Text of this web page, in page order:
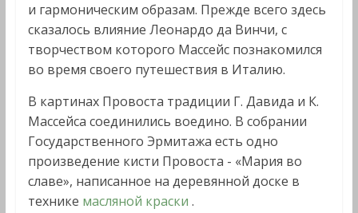
и гармоническим образам. Прежде всего здесь
сказалось влияние Леонардо да Винчи, с
творчеством которого Массейс познакомился
во время своего путешествия в Италию.
В картинах Провоста традиции Г. Давида и К.
Массейса соединились воедино. В собрании
Государственного Эрмитажа есть одно
произведение кисти Провоста - «Мария во
славе», написанное на деревянной доске в
технике масляной краски .